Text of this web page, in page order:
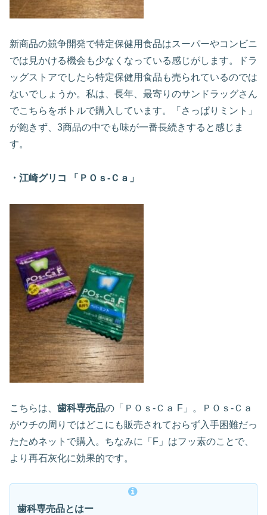
新商品の競争開発で特定保健用食品はスーパーやコンビニ
では見かける機会も少なくなっている感じがします。ドラ
ッグストアでしたら特定保健用食品も売られているのでは
ないでしょうか。私は、長年、最寄りのサンドラッグさん
でこちらをボトルで購入しています。「さっぱりミント」
が飽きず、3商品の中でも味が一番長続きすると感じま
す。
・江崎グリコ 「ＰＯｓ-Ｃａ」
こちらは、 歯科専売品の「ＰＯｓ-Ｃａ F」。ＰＯｓ-Ｃａ
がウチの周りではどこにも販売されておらず入手困難だっ
たためネットで購入。ちなみに「F」はフッ素のことで、
より再石灰化に効果的です。
歯科専売品とはー